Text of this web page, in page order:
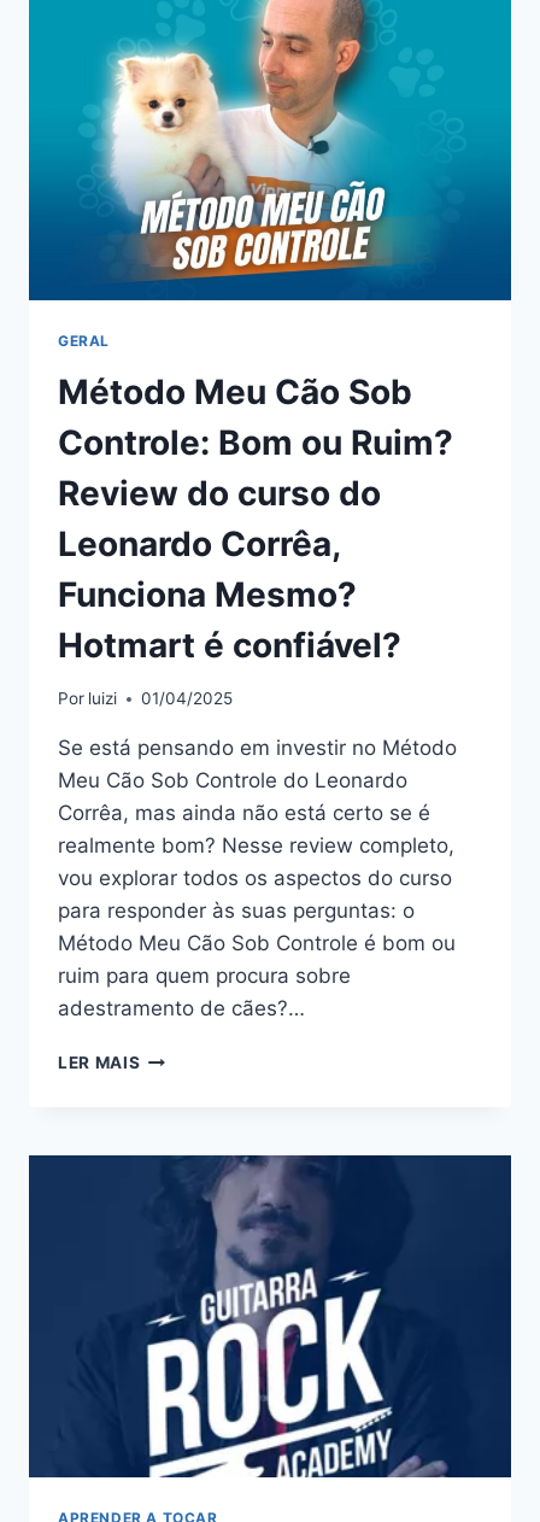
RUIM?
REVIEW
DO
CURSO
PAULA
MIRANDA,
FUNCIONA
MESMO?
HOTMART
GERAL
Método Meu Cão Sob
Controle: Bom ou Ruim?
Review do curso do
Leonardo Corrêa,
Funciona Mesmo?
Hotmart é confiável?
Por luizi 01/04/2025
Se está pensando em investir no Método
Meu Cão Sob Controle do Leonardo
Corrêa, mas ainda não está certo se é
realmente bom? Nesse review completo,
vou explorar todos os aspectos do curso
para responder às suas perguntas: o
Método Meu Cão Sob Controle é bom ou
ruim para quem procura sobre
adestramento de cães?…
LER MAIS MÉTODO
CONTROLE:
CURSO
LEONARDO
CORRÊA,
FUNCIONA
MESMO?
HOTMART
CONFIÁVEL?
APRENDER A TOCAR